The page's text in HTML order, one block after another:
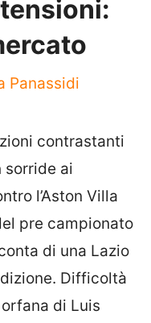
Panassidi
contrastanti
sorride ai
l’Aston Villa
pre campionato
di una Lazio
Difficoltà
di Luis